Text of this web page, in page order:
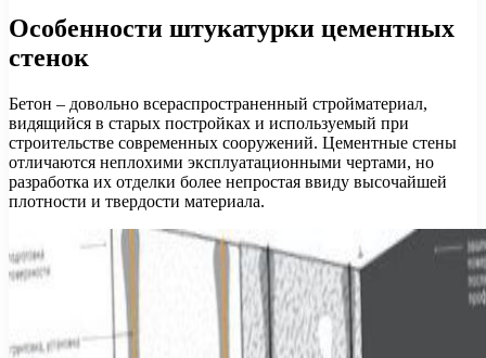
Особенности штукатурки цементных
стенок
Бетон – довольно всераспространенный стройматериал,
видящийся в старых постройках и используемый при
строительстве современных сооружений. Цементные стены
отличаются неплохими эксплуатационными чертами, но
разработка их отделки более непростая ввиду высочайшей
плотности и твердости материала.